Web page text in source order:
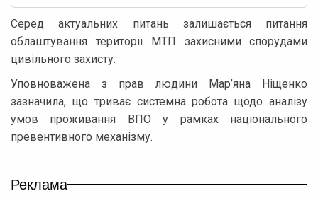
Серед актуальних питань залишається питання
облаштування території МТП захисними спорудами
цивільного захисту.
Уповноважена з прав людини Мар’яна Ніщенко
зазначила, що триває системна робота щодо аналізу
умов проживання ВПО у рамках національного
превентивного механізму.
Реклама